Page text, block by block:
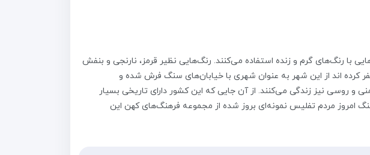
با رنگ‌های گرم و زنده استفاده می‌کنند. رنگ‌هایی نظیر قرمز، نارنجی و بنفش
کرده اند از این شهر به عنوان شهری با خیابان‌های سنگ فرش شده و
و روسی نیز زندگی می‌کنند. از آن‌ جایی که این کشور دارای تاریخی بسیار
امروز مردم تفلیس نمونه‌ای بروز شده از مجموعه فرهنگ‌های کهن این